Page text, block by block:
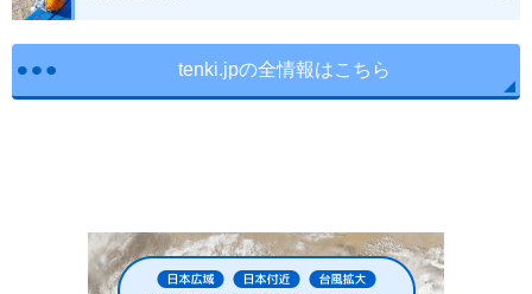
tenki.jpの全情報はこちら